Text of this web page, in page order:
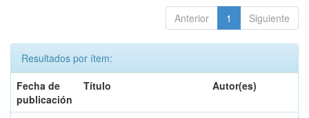
Anterior 1 Siguiente
Resultados por ítem:
Fecha de
publicación
Título Autor(es)